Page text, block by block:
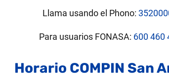
Llama usando el Phono:
Para usuarios FONASA: 600 460
Horario COMPIN San